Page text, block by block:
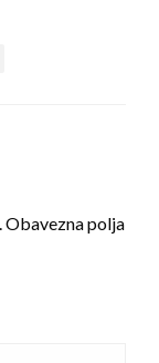
Obavezna polja